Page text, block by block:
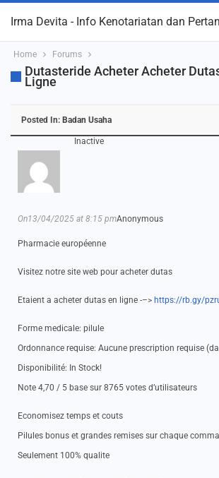
Irma Devita - Info Kenotariatan dan
Home Forums
Dutasteride Acheter Acheter
Ligne
Posted In: Badan Usaha
Inactive
Anonymous
On13/04/2025 at 8:15 pm
Pharmacie européenne
Visitez notre site web pour acheter dutas
Etaient a acheter dutas en ligne -–> https://rb.gy/
Forme medicale: pilule
Ordonnance requise: Aucune prescription requise
Disponibilité: In Stock!
Note 4,70 / 5 base sur 8765 votes d’utilisateurs
Economisez temps et couts
Pilules bonus et grandes remises sur chaque
Seulement 100% qualite